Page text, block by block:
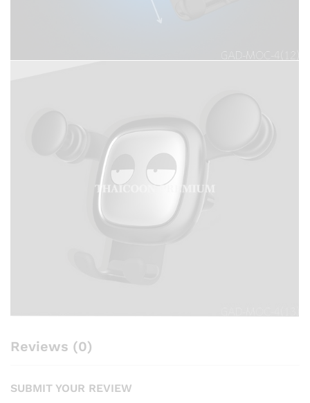
Reviews (0)
SUBMIT YOUR REVIEW